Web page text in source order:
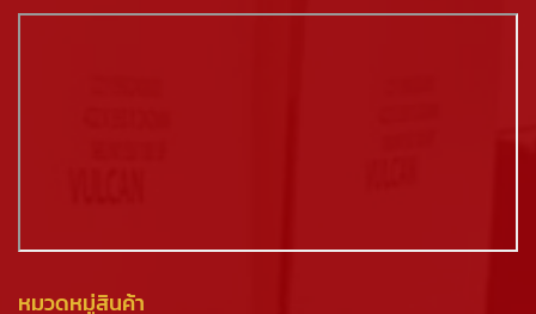
หมวดหมู่สินค้า